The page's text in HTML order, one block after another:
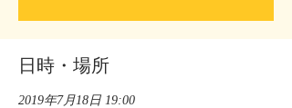
日時・場所
2019年7月18日 19:00